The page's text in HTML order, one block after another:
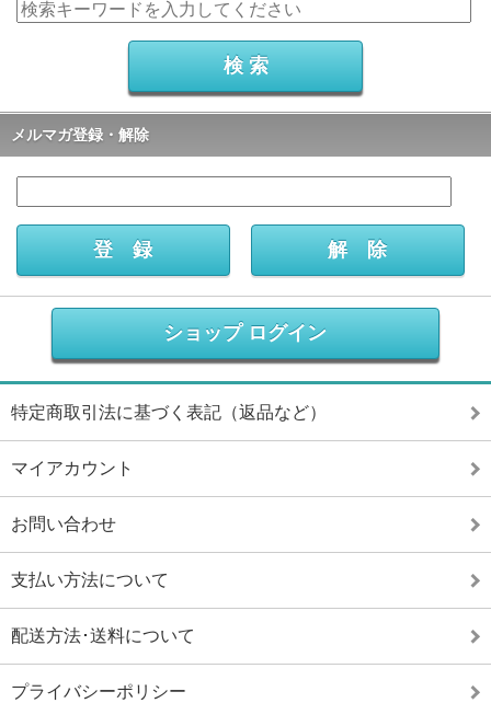
メルマガ登録・解除
ショップ ログイン
特定商取引法に基づく表記（返品など）
マイアカウント
お問い合わせ
支払い方法について
配送方法･送料について
プライバシーポリシー